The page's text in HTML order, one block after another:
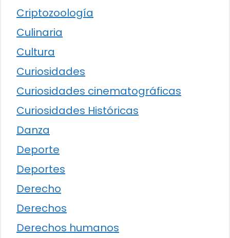
Criptozoología
Culinaria
Cultura
Curiosidades
Curiosidades cinematográficas
Curiosidades Históricas
Danza
Deporte
Deportes
Derecho
Derechos
Derechos humanos